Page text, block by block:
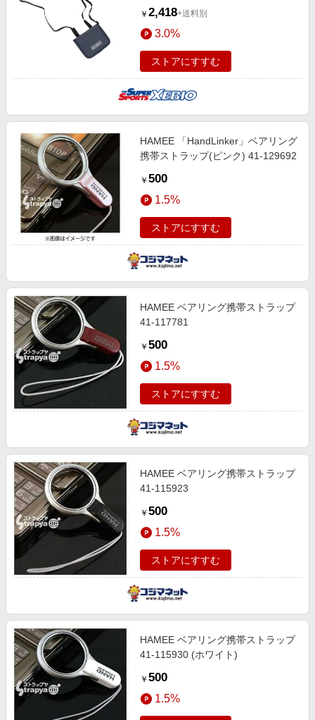
ー ポーチ
￥ 2,418+送料別
3.0%
ストアにすすむ
HAMEE 「HandLinker」ベアリング
携帯ストラップ(ピンク) 41-129692
￥ 500
1.5%
ストアにすすむ
HAMEE ベアリング携帯ストラップ
41-117781
￥ 500
1.5%
ストアにすすむ
HAMEE ベアリング携帯ストラップ
41-115923
￥ 500
1.5%
ストアにすすむ
HAMEE ベアリング携帯ストラップ
41‐115930 (ホワイト)
￥ 500
1.5%